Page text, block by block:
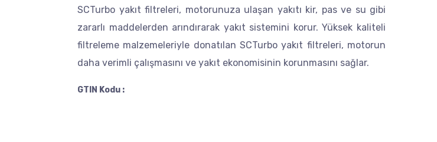
SCTurbo yakıt filtreleri, motorunuza ulaşan yakıtı kir, pas ve su gibi
zararlı maddelerden arındırarak yakıt sistemini korur. Yüksek kaliteli
filtreleme malzemeleriyle donatılan SCTurbo yakıt filtreleri, motorun
daha verimli çalışmasını ve yakıt ekonomisinin korunmasını sağlar.
GTIN Kodu :